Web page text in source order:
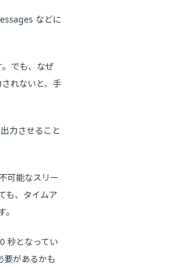
などに
でも、なぜ
れないと、手
力させること
可能なスリー
も、タイムア
秒となってい
があるかも